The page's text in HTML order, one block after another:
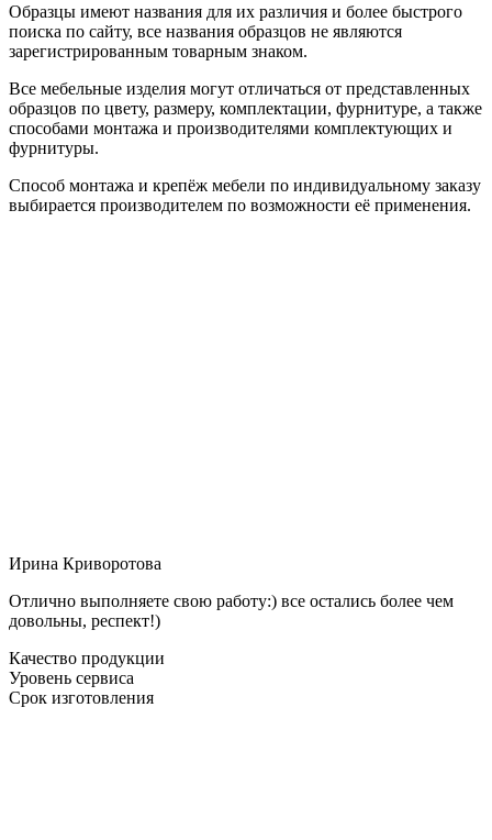
Образцы имеют названия для их различия и более быстрого
поиска по сайту, все названия образцов не являются
зарегистрированным товарным знаком.
Все мебельные изделия могут отличаться от представленных
образцов по цвету, размеру, комплектации, фурнитуре, а также
способами монтажа и производителями комплектующих и
фурнитуры.
Способ монтажа и крепёж мебели по индивидуальному заказу
выбирается производителем по возможности её применения.
Ирина Криворотова
Отлично выполняете свою работу:) все остались более чем
довольны, респект!)
Качество продукции
Уровень сервиса
Срок изготовления